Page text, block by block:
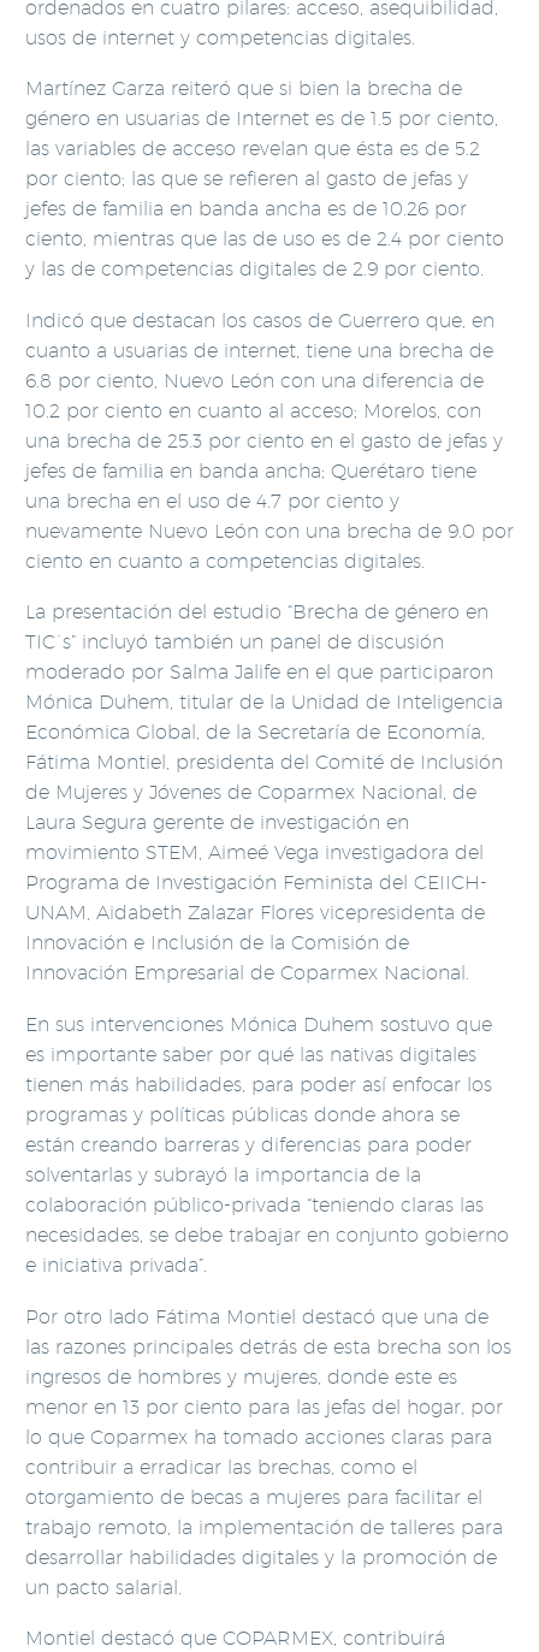
ordenados en cuatro pilares: acceso, asequibilidad,
usos de internet y competencias digitales.
Martínez Garza reiteró que si bien la brecha de
género en usuarias de Internet es de 1.5 por ciento,
las variables de acceso revelan que ésta es de 5.2
por ciento; las que se refieren al gasto de jefas y
jefes de familia en banda ancha es de 10.26 por
ciento, mientras que las de uso es de 2.4 por ciento
y las de competencias digitales de 2.9 por ciento.
Indicó que destacan los casos de Guerrero que, en
cuanto a usuarias de internet, tiene una brecha de
6.8 por ciento, Nuevo León con una diferencia de
10.2 por ciento en cuanto al acceso; Morelos, con
una brecha de 25.3 por ciento en el gasto de jefas y
jefes de familia en banda ancha; Querétaro tiene
una brecha en el uso de 4.7 por ciento y
nuevamente Nuevo León con una brecha de 9.0 por
ciento en cuanto a competencias digitales.
La presentación del estudio “Brecha de género en
TIC´s” incluyó también un panel de discusión
moderado por Salma Jalife en el que participaron
Mónica Duhem, titular de la Unidad de Inteligencia
Económica Global, de la Secretaría de Economía,
Fátima Montiel, presidenta del Comité de Inclusión
de Mujeres y Jóvenes de Coparmex Nacional, de
Laura Segura gerente de investigación en
movimiento STEM, Aimeé Vega investigadora del
Programa de Investigación Feminista del CEIICH-
UNAM, Aidabeth Zalazar Flores vicepresidenta de
Innovación e Inclusión de la Comisión de
Innovación Empresarial de Coparmex Nacional.
En sus intervenciones Mónica Duhem sostuvo que
es importante saber por qué las nativas digitales
tienen más habilidades, para poder así enfocar los
programas y políticas públicas donde ahora se
están creando barreras y diferencias para poder
solventarlas y subrayó la importancia de la
colaboración público-privada “teniendo claras las
necesidades, se debe trabajar en conjunto gobierno
e iniciativa privada”.
Por otro lado Fátima Montiel destacó que una de
las razones principales detrás de esta brecha son los
ingresos de hombres y mujeres, donde este es
menor en 13 por ciento para las jefas del hogar, por
lo que Coparmex ha tomado acciones claras para
contribuir a erradicar las brechas, como el
otorgamiento de becas a mujeres para facilitar el
trabajo remoto, la implementación de talleres para
desarrollar habilidades digitales y la promoción de
un pacto salarial.
Montiel destacó que COPARMEX, contribuirá